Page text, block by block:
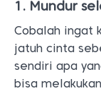
1. Mundur
Cobalah ingat
jatuh cinta
sendiri apa
bisa